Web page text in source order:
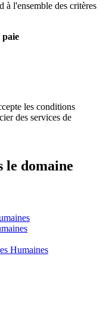
à l'ensemble des critères
paie
les conditions
des services de
domaine
Humaines